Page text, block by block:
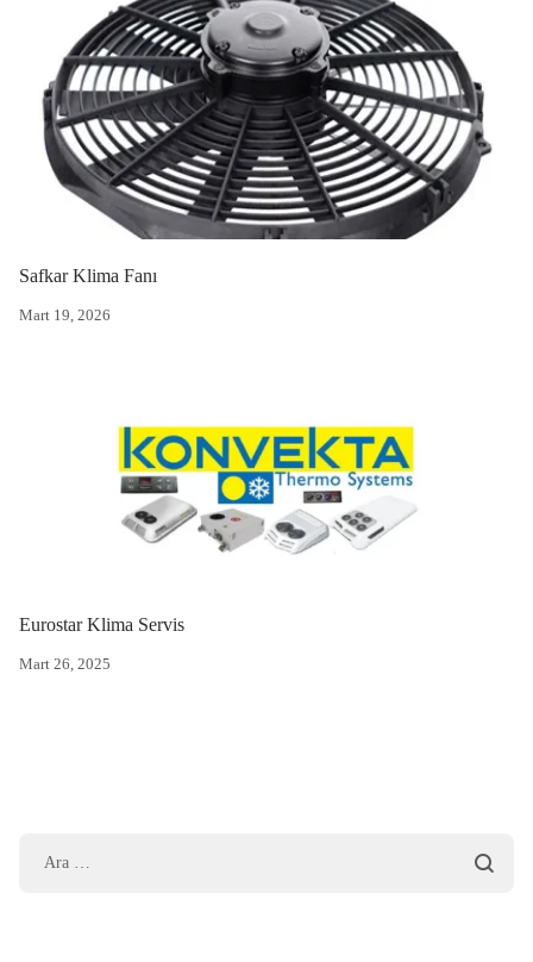
Mart 19, 2026
Safkar Klima Fanı
Mart 26, 2025
Eurostar Klima Servis